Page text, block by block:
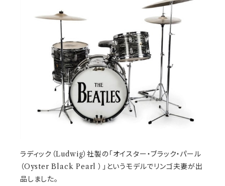
ラディック（Ludwig）社製の「オイスター・ブラック・パール
（Oyster Black Pearl ）」というモデルでリンゴ夫妻が出
品しました。